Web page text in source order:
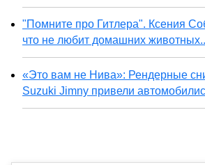
"Помните про Гитлера". Ксения
что не любит домашних
«Это вам не Нива»: Рендерные
Suzuki Jimny привели